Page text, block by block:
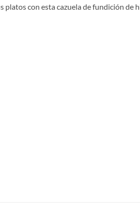
platos con esta cazuela de fundición de